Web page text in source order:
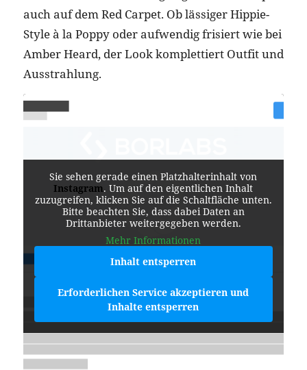
auch auf dem Red Carpet. Ob lässiger Hippie-
Style à la Poppy oder aufwendig frisiert wie bei
Amber Heard, der Look komplettiert Outfit und
Ausstrahlung.
Sie sehen gerade einen Platzhalterinhalt von
Instagram. Um auf den eigentlichen Inhalt
zuzugreifen, klicken Sie auf die Schaltfläche unten.
Bitte beachten Sie, dass dabei Daten an
Drittanbieter weitergegeben werden.
Mehr Informationen
Inhalt entsperren
Erforderlichen Service akzeptieren und
Inhalte entsperren